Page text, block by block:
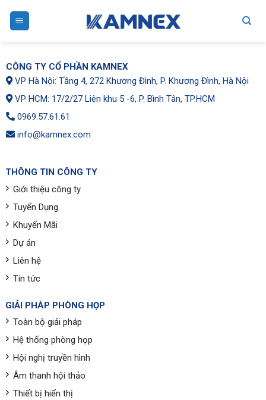
CÔNG TY CỔ PHẦN KAMNEX
VP Hà Nội: Tầng 4, 272 Khương Đình, P. Khương Đình, Hà Nội
VP HCM: 17/2/27 Liên khu 5 -6, P. Bình Tân, TP.HCM
0969.57.61.61
info@kamnex.com
THÔNG TIN CÔNG TY
Giới thiệu công ty
Tuyển Dụng
Khuyến Mãi
Dự án
Liên hệ
Tin tức
GIẢI PHÁP PHÒNG HỌP
Toàn bộ giải pháp
Hệ thống phòng họp
Hội nghị truyền hình
Âm thanh hội thảo
Thiết bị hiển thị